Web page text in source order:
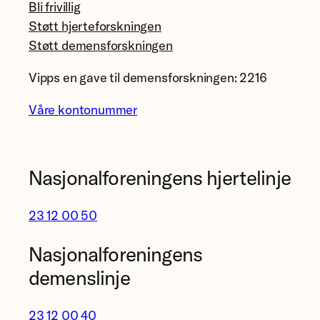
Bli frivillig
Støtt hjerteforskningen
Støtt demensforskningen
Vipps en gave til demensforskningen: 2216
Våre kontonummer
Nasjonalforeningens hjertelinje
23 12 00 50
Nasjonalforeningens
demenslinje
23 12 00 40